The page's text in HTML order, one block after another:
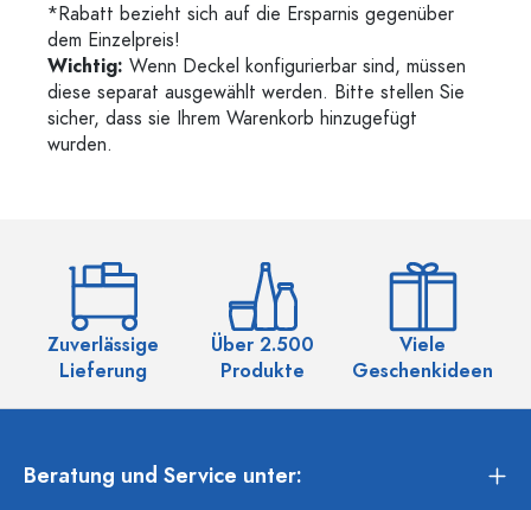
*Rabatt bezieht sich auf die Ersparnis gegenüber
dem Einzelpreis!
Wichtig: Wenn Deckel konfigurierbar sind, müssen
diese separat ausgewählt werden. Bitte stellen Sie
sicher, dass sie Ihrem Warenkorb hinzugefügt
wurden.
Zuverlässige
Lieferung
Über 2.500
Produkte
Viele
Geschenkideen
Beratung und Service unter: